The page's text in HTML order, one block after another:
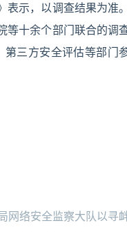
示，以调查结果为准。
等十余个部门联合的调
三方安全评估等部门
网络安全监察大队以寻